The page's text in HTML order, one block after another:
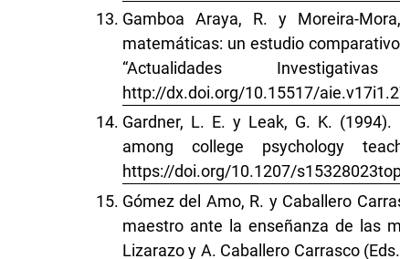
Gamboa Araya, R. y Moreira-
matemáticas: un estudio
“Actualidades
http://dx.doi.org/10.15517/
Gardner, L. E. y Leak, G. K.
among college psychology
https://doi.org/10.1207/
Gómez del Amo, R. y Caballero
maestro ante la enseñanza de las
Lizarazo y A. Caballero Carrasco